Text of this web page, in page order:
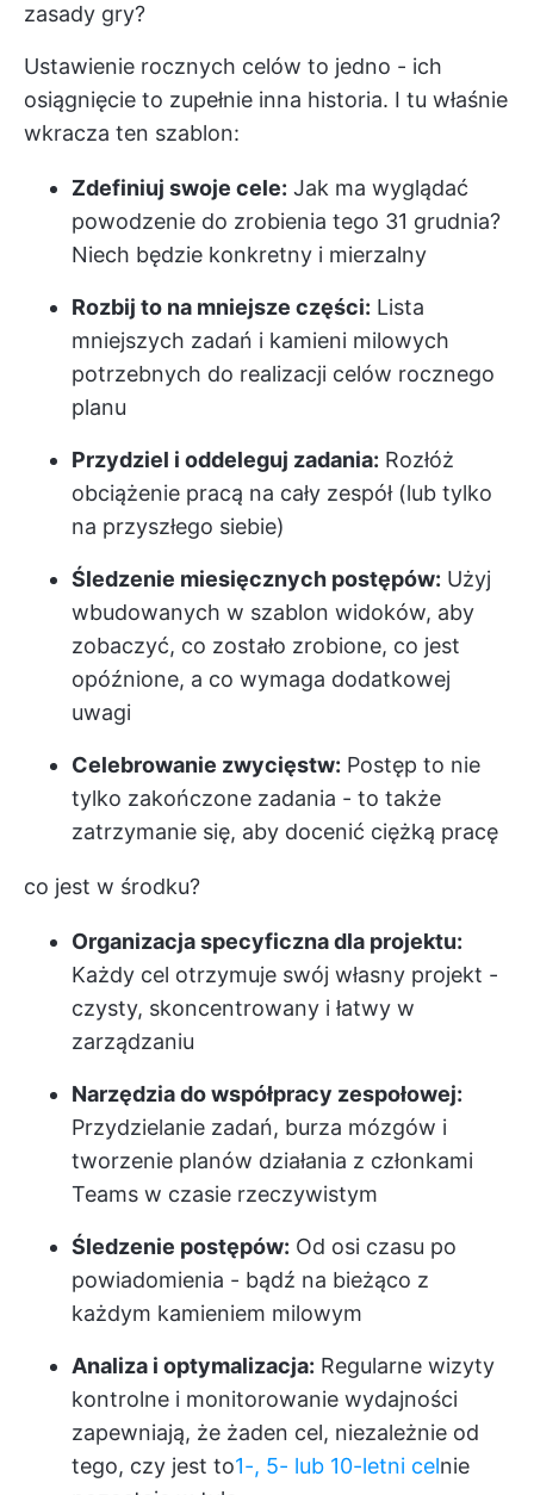
zasady gry?
Ustawienie rocznych celów to jedno - ich
osiągnięcie to zupełnie inna historia. I tu właśnie
wkracza ten szablon:
Zdefiniuj swoje cele: Jak ma wyglądać
powodzenie do zrobienia tego 31 grudnia?
Niech będzie konkretny i mierzalny
Rozbij to na mniejsze części: Lista
mniejszych zadań i kamieni milowych
potrzebnych do realizacji celów rocznego
planu
Przydziel i oddeleguj zadania: Rozłóż
obciążenie pracą na cały zespół (lub tylko
na przyszłego siebie)
Śledzenie miesięcznych postępów: Użyj
wbudowanych w szablon widoków, aby
zobaczyć, co zostało zrobione, co jest
opóźnione, a co wymaga dodatkowej
uwagi
Celebrowanie zwycięstw: Postęp to nie
tylko zakończone zadania - to także
zatrzymanie się, aby docenić ciężką pracę
co jest w środku?
Organizacja specyficzna dla projektu:
Każdy cel otrzymuje swój własny projekt -
czysty, skoncentrowany i łatwy w
zarządzaniu
Narzędzia do współpracy zespołowej:
Przydzielanie zadań, burza mózgów i
tworzenie planów działania z członkami
Teams w czasie rzeczywistym
Śledzenie postępów: Od osi czasu po
powiadomienia - bądź na bieżąco z
każdym kamieniem milowym
Analiza i optymalizacja: Regularne wizyty
kontrolne i monitorowanie wydajności
zapewniają, że żaden cel, niezależnie od
tego, czy jest to1-, 5- lub 10-letni celnie